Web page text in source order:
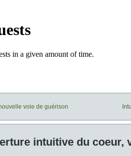
voie de guérison
intuitive du coeur,